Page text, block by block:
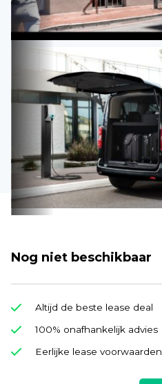
Nog niet beschikbaar
Altijd de beste lease deal
100% onafhankelijk advies
Eerlijke lease voorwaarden